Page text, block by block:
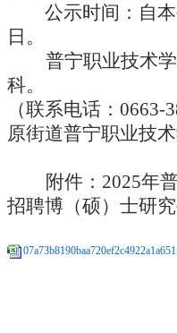
公示时间：自本
日。
普宁职业技术
科。
（联系电话： 0663-
原街道普宁职业技
附件： 2025年
招聘博（硕）士研